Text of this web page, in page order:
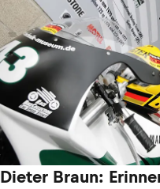
Dieter Braun: